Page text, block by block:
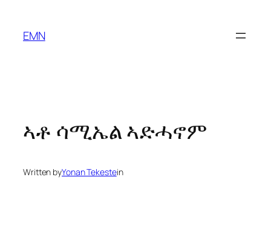
content
EMN
ኣቶ ሳሚኤል ኣድሓኖም
Written byYonan Tekestein